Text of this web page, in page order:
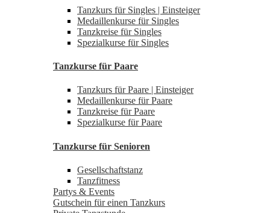
Tanzkurs für Singles | Einsteiger
Medaillenkurse für Singles
Tanzkreise für Singles
Spezialkurse für Singles
Tanzkurse für Paare
Tanzkurs für Paare | Einsteiger
Medaillenkurse für Paare
Tanzkreise für Paare
Spezialkurse für Paare
Tanzkurse für Senioren
Gesellschaftstanz
Tanzfitness
Partys & Events
Gutschein für einen Tanzkurs